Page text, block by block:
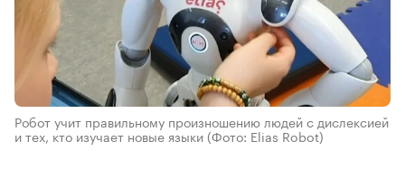
Робот учит правильному произношению людей с дислексией
и тех, кто изучает новые языки (Фото: Elias Robot)